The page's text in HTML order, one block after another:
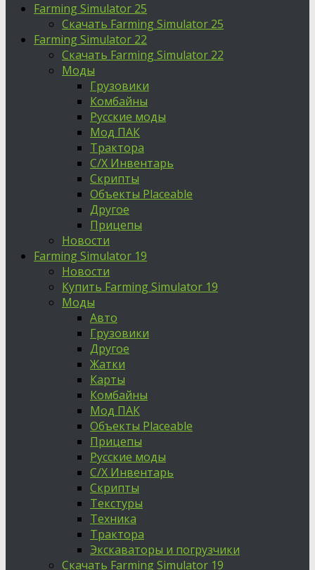
Farming Simulator 25
Скачать Farming Simulator 25
Farming Simulator 22
Скачать Farming Simulator 22
Моды
Грузовики
Комбайны
Русские моды
Мод ПАК
Трактора
С/Х Инвентарь
Скрипты
Объекты Placeable
Другое
Прицепы
Новости
Farming Simulator 19
Новости
Купить Farming Simulator 19
Моды
Авто
Грузовики
Другое
Жатки
Карты
Комбайны
Мод ПАК
Объекты Placeable
Прицепы
Русские моды
С/Х Инвентарь
Скрипты
Текстуры
Техника
Трактора
Экскаваторы и погрузчики
Скачать Farming Simulator 19